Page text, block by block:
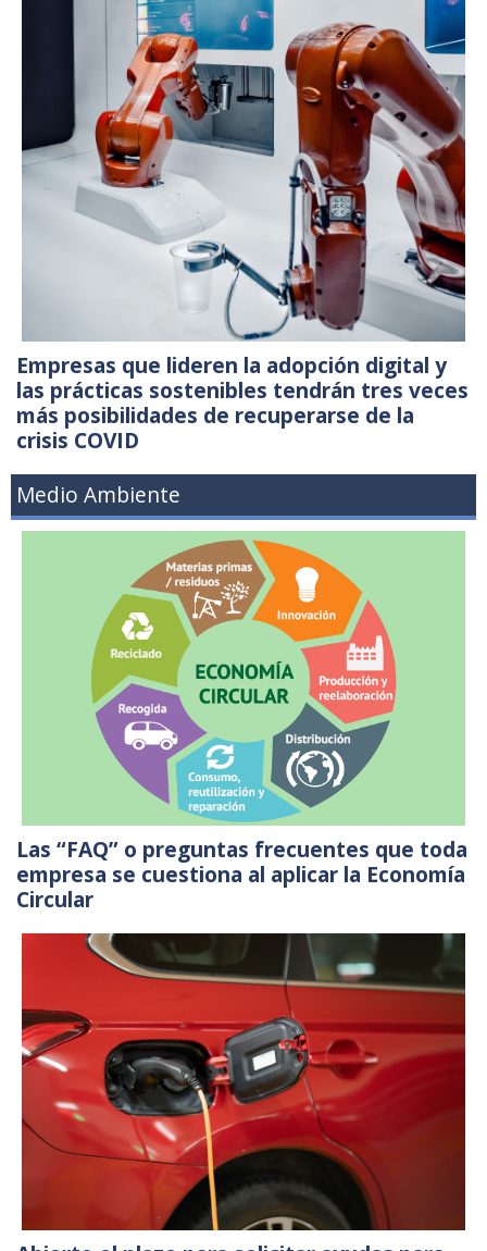
Empresas que lideren la adopción digital y
las prácticas sostenibles tendrán tres veces
más posibilidades de recuperarse de la
crisis COVID
Medio Ambiente
Las “FAQ” o preguntas frecuentes que toda
empresa se cuestiona al aplicar la Economía
Circular